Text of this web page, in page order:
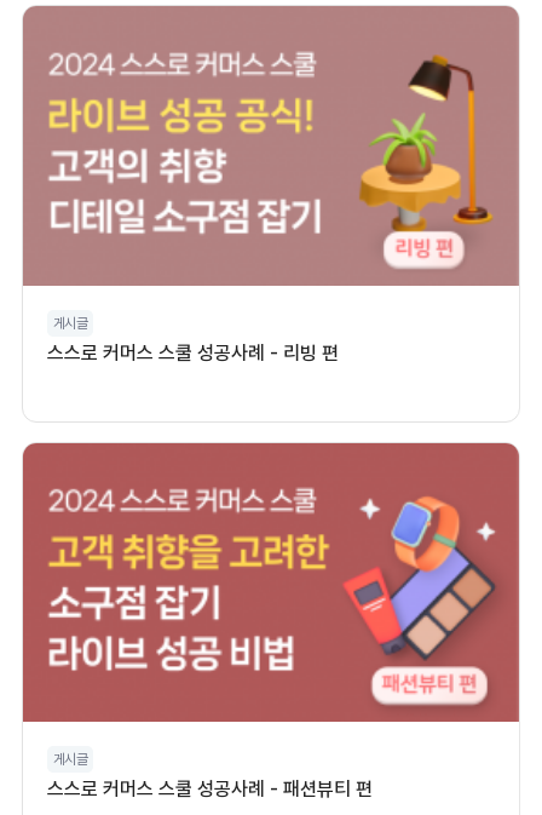
게시글
스스로 커머스 스쿨 성공사례 - 리빙 편
게시글
스스로 커머스 스쿨 성공사례 - 패션뷰티 편